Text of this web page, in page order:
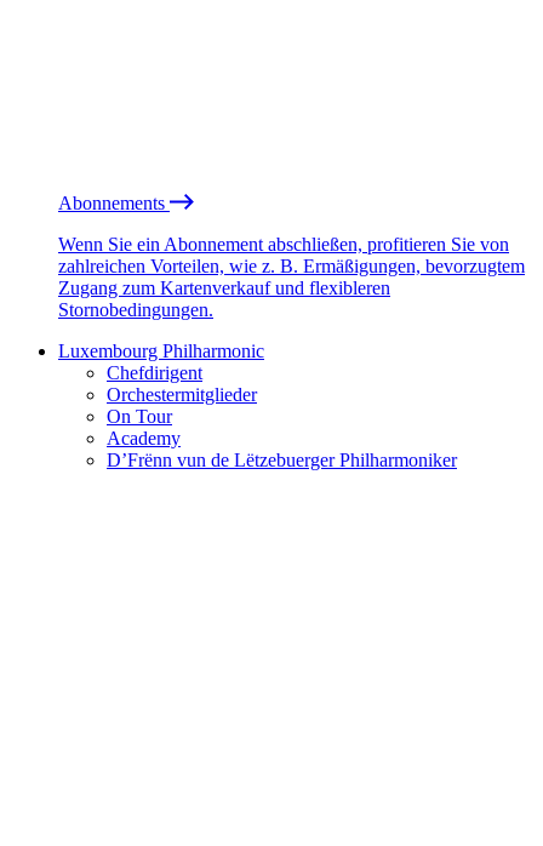
Abonnements
Wenn Sie ein Abonnement abschließen, profitieren Sie von
zahlreichen Vorteilen, wie z. B. Ermäßigungen, bevorzugtem
Zugang zum Kartenverkauf und flexibleren
Stornobedingungen.
Luxembourg Philharmonic
Chefdirigent
Orchestermitglieder
On Tour
Academy
D’Frënn vun de Lëtzebuerger Philharmoniker